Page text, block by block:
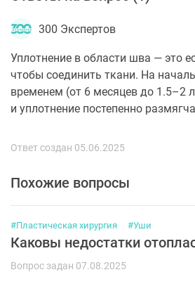
300 Экспертов
Уплотнение в области шва — это
чтобы соединить ткани. На
временем (от 6 месяцев до 1.5–2
и уплотнение постепенно
Ответ создан 05.06.2025
Похожие вопросы
#Пластическая хирургия #Уши
Каковы недостатки
Вопрос задан 07.08.2025